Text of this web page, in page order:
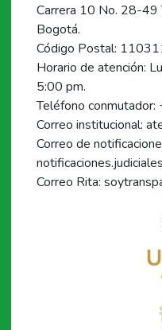
Carrera 10 No. 28-49
Bogotá.
Código Postal:
Horario de atención:
5:00 pm.
Teléfono
Correo institucional:
Correo de
Correo Rita: